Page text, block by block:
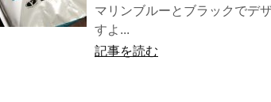
マリンブルーとブラックでデ
すよ...
記事を読む